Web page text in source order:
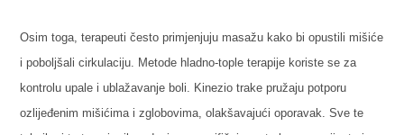
Osim toga, terapeuti često primjenjuju masažu kako bi opustili mišiće
i poboljšali cirkulaciju. Metode hladno-tople terapije koriste se za
kontrolu upale i ublažavanje boli. Kinezio trake pružaju potporu
ozlijeđenim mišićima i zglobovima, olakšavajući oporavak. Sve te